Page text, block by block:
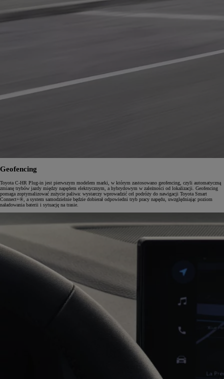
Geofencing
Toyota C-HR Plug-in jest pierwszym modelem marki, w którym zastosowano geofencing, czyli automatyczną
zmianę trybów jazdy między napędem elektrycznym, a hybrydowym w zależności od lokalizacji. Geofencing
pomaga zoptymalizować zużycie paliwa: wystarczy wprowadzić cel podróży do nawigacji Toyota Smart
Connect+®, a system samodzielnie będzie dobierał odpowiedni tryb pracy napędu, uwzględniając poziom
naładowania baterii i sytuację na trasie.